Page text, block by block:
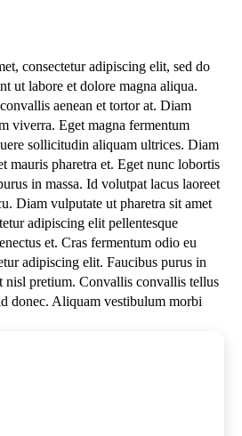
consectetur adipiscing elit, sed do
ut labore et dolore magna aliqua.
aenean et tortor at. Diam
viverra. Eget magna fermentum
sollicitudin aliquam ultrices. Diam
mauris pharetra et. Eget nunc lobortis
in massa. Id volutpat lacus laoreet
Diam vulputate ut pharetra sit amet
adipiscing elit pellentesque
et. Cras fermentum odio eu
adipiscing elit. Faucibus purus in
nisl pretium. Convallis convallis tellus
donec. Aliquam vestibulum morbi